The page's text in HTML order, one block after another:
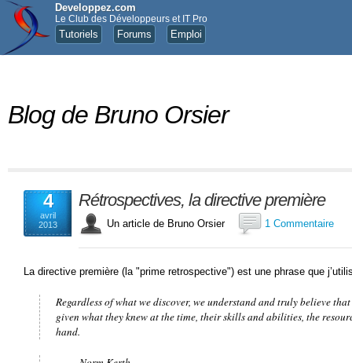
Developpez.com
Le Club des Développeurs et IT Pro
Tutoriels Forums Emploi
Blog de Bruno Orsier
4
avril
2013
Rétrospectives, la directive première
Un article de Bruno Orsier 1 Commentaire
La directive première (la "prime retrospective") est une phrase que
Regardless of what we discover, we understand and truly believe
given what they knew at the time, their skills and abilities, the
hand.